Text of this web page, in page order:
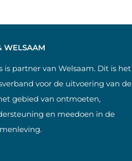
WELSAAM
is partner van Welsaam. Dit is het
voor de uitvoering van de
gebied van ontmoeten,
en meedoen in de